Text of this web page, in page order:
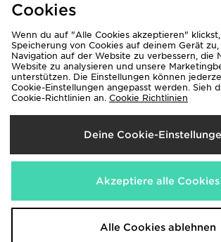
Lieferung Nach
Deutschland
Wir akzeptieren folgende
Corporate Website
Cookies
Wenn du auf "Alle Cookies akzeptieren"
Speicherung von Cookies auf deinem Gerät
Navigation auf der Website zu verbessern, die
Website zu analysieren und unsere
unterstützen. Die Einstellungen können
Cookie-Einstellungen angepasst werden. Sieh
Cookie-Richtlinien an. Cookie Richtlinien
Deine Cookie-
Akzeptiere alle Cookies
Alle Cookies ablehnen